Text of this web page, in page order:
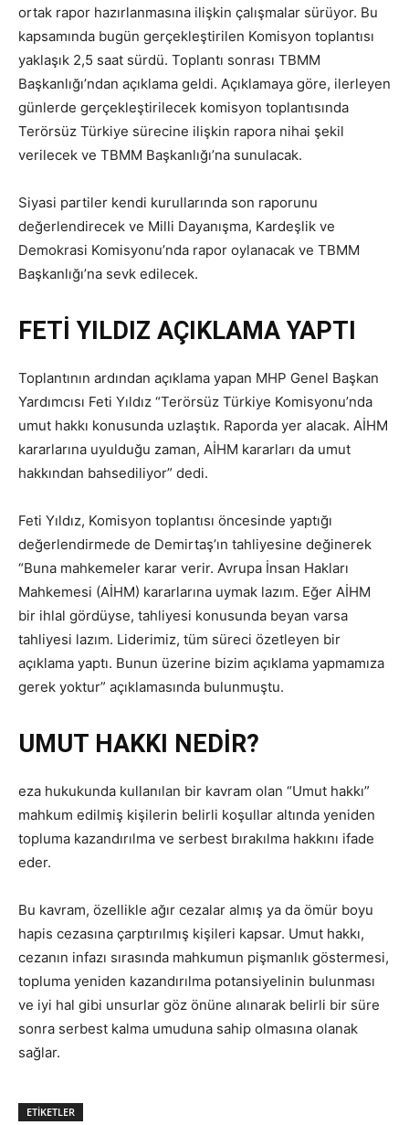
ortak rapor hazırlanmasına ilişkin çalışmalar sürüyor. Bu
kapsamında bugün gerçekleştirilen Komisyon toplantısı
yaklaşık 2,5 saat sürdü. Toplantı sonrası TBMM
Başkanlığı’ndan açıklama geldi. Açıklamaya göre, ilerleyen
günlerde gerçekleştirilecek komisyon toplantısında
Terörsüz Türkiye sürecine ilişkin rapora nihai şekil
verilecek ve TBMM Başkanlığı’na sunulacak.
Siyasi partiler kendi kurullarında son raporunu
değerlendirecek ve Milli Dayanışma, Kardeşlik ve
Demokrasi Komisyonu’nda rapor oylanacak ve TBMM
Başkanlığı’na sevk edilecek.
FETİ YILDIZ AÇIKLAMA YAPTI
Toplantının ardından açıklama yapan MHP Genel Başkan
Yardımcısı Feti Yıldız “Terörsüz Türkiye Komisyonu’nda
umut hakkı konusunda uzlaştık. Raporda yer alacak. AİHM
kararlarına uyulduğu zaman, AİHM kararları da umut
hakkından bahsediliyor” dedi.
Feti Yıldız, Komisyon toplantısı öncesinde yaptığı
değerlendirmede de Demirtaş’ın tahliyesine değinerek
“Buna mahkemeler karar verir. Avrupa İnsan Hakları
Mahkemesi (AİHM) kararlarına uymak lazım. Eğer AİHM
bir ihlal gördüyse, tahliyesi konusunda beyan varsa
tahliyesi lazım. Liderimiz, tüm süreci özetleyen bir
açıklama yaptı. Bunun üzerine bizim açıklama yapmamıza
gerek yoktur” açıklamasında bulunmuştu.
UMUT HAKKI NEDİR?
eza hukukunda kullanılan bir kavram olan “Umut hakkı”
mahkum edilmiş kişilerin belirli koşullar altında yeniden
topluma kazandırılma ve serbest bırakılma hakkını ifade
eder.
Bu kavram, özellikle ağır cezalar almış ya da ömür boyu
hapis cezasına çarptırılmış kişileri kapsar. Umut hakkı,
cezanın infazı sırasında mahkumun pişmanlık göstermesi,
topluma yeniden kazandırılma potansiyelinin bulunması
ve iyi hal gibi unsurlar göz önüne alınarak belirli bir süre
sonra serbest kalma umuduna sahip olmasına olanak
sağlar.
ETIKETLER